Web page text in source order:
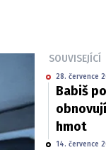
SOUVISEJÍCÍ
28. července
Babiš
hmot
14. července